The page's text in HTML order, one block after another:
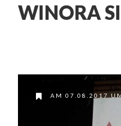
WINORA
AM 07.08.2017